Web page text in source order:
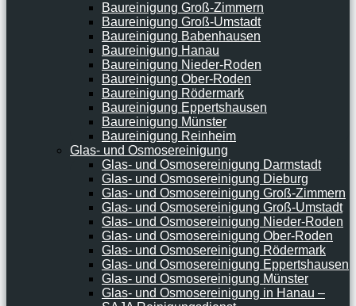
Baureinigung Groß-Zimmern
Baureinigung Groß-Umstadt
Baureinigung Babenhausen
Baureinigung Hanau
Baureinigung Nieder-Roden
Baureinigung Ober-Roden
Baureinigung Rödermark
Baureinigung Eppertshausen
Baureinigung Münster
Baureinigung Reinheim
Glas- und Osmosereinigung
Glas- und Osmosereinigung Darmstadt
Glas- und Osmosereinigung Dieburg
Glas- und Osmosereinigung Groß-Zimmern
Glas- und Osmosereinigung Groß-Umstadt
Glas- und Osmosereinigung Nieder-Roden
Glas- und Osmosereinigung Ober-Roden
Glas- und Osmosereinigung Rödermark
Glas- und Osmosereinigung Eppertshausen
Glas- und Osmosereinigung Münster
Glas- und Osmosereinigung in Hanau –